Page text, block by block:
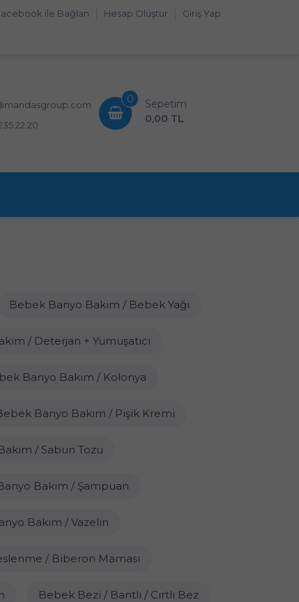
Giriş Yap
Hesap Oluştur
ile Bağlan
22 20
0
Sepetim
0,00 TL
Bebek Banyo Bakım / Bebek Yağı
/ Deterjan + Yumuşatıcı
Banyo Bakım / Kolonya
Banyo Bakım / Pişik Kremi
/ Sabun Tozu
Bakım / Şampuan
Bakım / Vazelin
/ Biberon Maması
Bebek Bezi / Bantlı / Cırtlı Bez